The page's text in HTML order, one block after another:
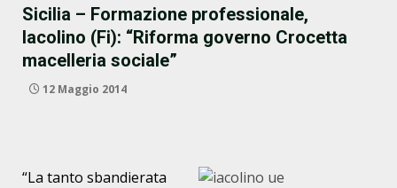
Sicilia – Formazione professionale,
Iacolino (Fi): “Riforma governo Crocetta
macelleria sociale”
12 Maggio 2014
“La tanto sbandierata